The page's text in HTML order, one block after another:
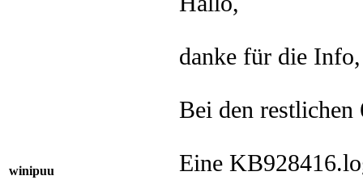
winipuu
danke für die
Bei den restlichen
Eine